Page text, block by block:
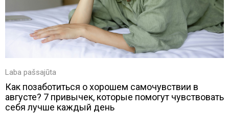
Laba pašsajūta
Как позаботиться о хорошем самочувствии в
августе? 7 привычек, которые помогут чувствовать
себя лучше каждый день